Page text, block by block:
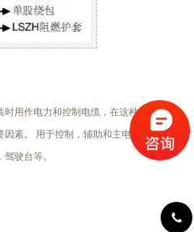
用作电力和控制电缆，在这种环境下搬
素。 用于控制，辅助和主电路接线如
驶台等。